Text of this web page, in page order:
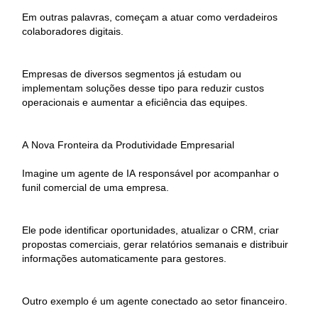
Em outras palavras, começam a atuar como verdadeiros
colaboradores digitais.
Empresas de diversos segmentos já estudam ou
implementam soluções desse tipo para reduzir custos
operacionais e aumentar a eficiência das equipes.
A Nova Fronteira da Produtividade Empresarial
Imagine um agente de IA responsável por acompanhar o
funil comercial de uma empresa.
Ele pode identificar oportunidades, atualizar o CRM, criar
propostas comerciais, gerar relatórios semanais e distribuir
informações automaticamente para gestores.
Outro exemplo é um agente conectado ao setor financeiro.